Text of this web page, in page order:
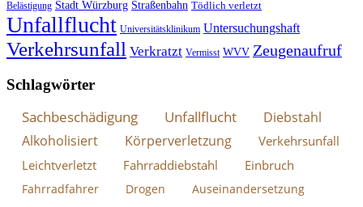
Belästigung Stadt Würzburg Straßenbahn Tödlich verletzt
Unfallflucht Universitätsklinikum Untersuchungshaft
Verkehrsunfall Verkratzt Vermisst WVV Zeugenaufruf
Schlagwörter
Sachbeschädigung Unfallflucht
Diebstahl
Alkoholisiert
Körperverletzung Verkehrsunfall
Leichtverletzt Fahrraddiebstahl Einbruch
Fahrradfahrer Drogen
Auseinandersetzung